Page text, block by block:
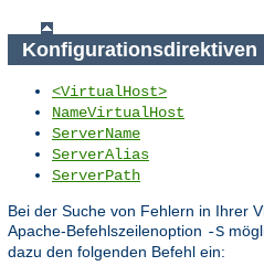
Konfigurationsdirektiven
<VirtualHost>
NameVirtualHost
ServerName
ServerAlias
ServerPath
Bei der Suche von Fehlern in Ihrer
Apache-Befehlszeilenoption -S
dazu den folgenden Befehl ein: